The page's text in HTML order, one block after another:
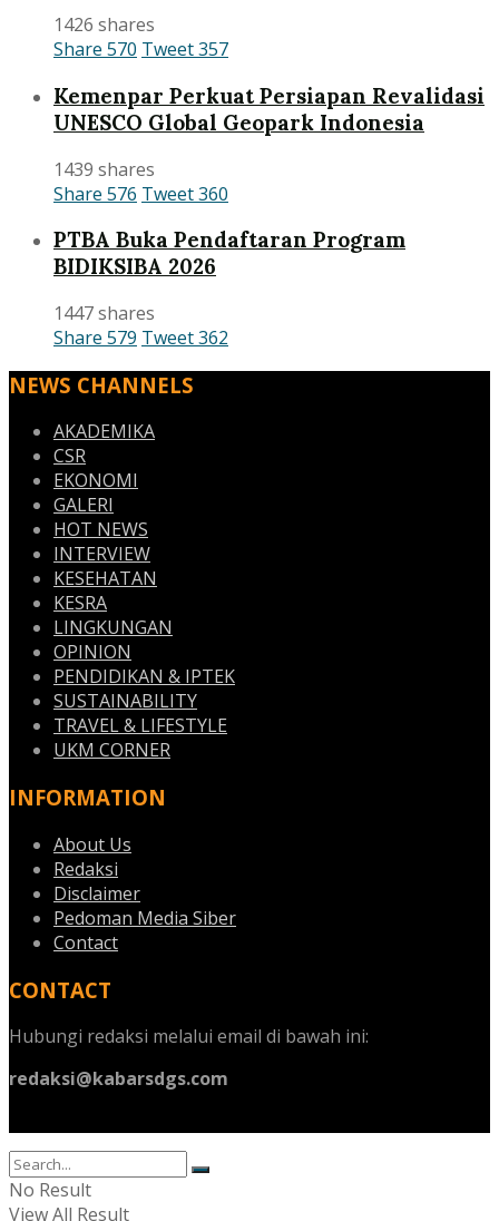
1426 shares
Share 570 Tweet357
Kemenpar Perkuat Persiapan Revalidasi
UNESCO Global Geopark Indonesia
1439 shares
Share 576 Tweet360
PTBA Buka Pendaftaran Program
BIDIKSIBA 2026
1447 shares
Share 579 Tweet362
NEWS CHANNELS
AKADEMIKA
CSR
EKONOMI
GALERI
HOT NEWS
INTERVIEW
KESEHATAN
KESRA
LINGKUNGAN
OPINION
PENDIDIKAN & IPTEK
SUSTAINABILITY
TRAVEL & LIFESTYLE
UKM CORNER
INFORMATION
About Us
Redaksi
Disclaimer
Pedoman Media Siber
Contact
CONTACT
Hubungi redaksi melalui email di bawah ini:
redaksi@kabarsdgs.com
No Result
View All Result